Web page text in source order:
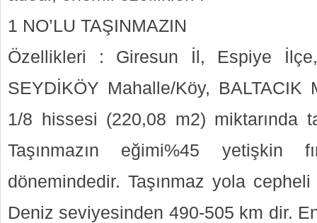
1 NO’LU TAŞINMAZIN
Özellikleri : Giresun İl, Espiye
SEYDİKÖY Mahalle/Köy,
1/8 hissesi (220,08 m2) miktarında
Taşınmazın eğimi%45 yetişkin
dönemindedir. Taşınmaz yola cepheli
Deniz seviyesinden 490-505 km dir.